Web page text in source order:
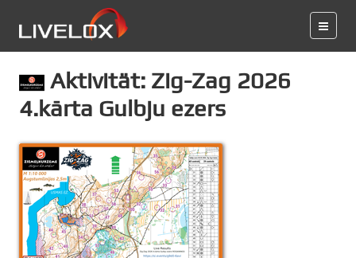
Aktivität: Zig-Zag 2026
4.kārta Gulbju ezers